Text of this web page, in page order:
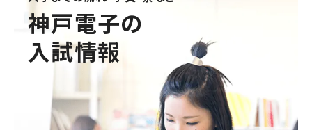
神戸電子の
入試情報